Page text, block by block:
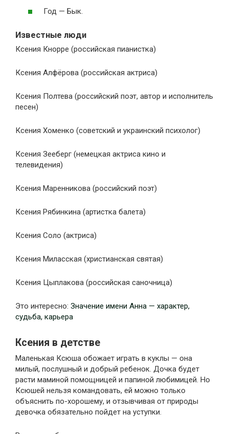
Год — Бык.
Известные люди
Ксения Кнорре (российская пианистка)
Ксения Алфёрова (российская актриса)
Ксения Полтева (российский поэт, автор и исполнитель
песен)
Ксения Хоменко (советский и украинский психолог)
Ксения Зееберг (немецкая актриса кино и
телевидения)
Ксения Маренникова (российский поэт)
Ксения Рябинкина (артистка балета)
Ксения Соло (актриса)
Ксения Миласская (христианская святая)
Ксения Цыплакова (российская саночница)
Это интересно: Значение имени Анна — характер,
судьба, карьера
Ксения в детстве
Маленькая Ксюша обожает играть в куклы — она
милый, послушный и добрый ребенок. Дочка будет
расти маминой помощницей и папиной любимицей. Но
Ксюшей нельзя командовать, ей можно только
объяснить по-хорошему, и отзывчивая от природы
девочка обязательно пойдет на уступки.